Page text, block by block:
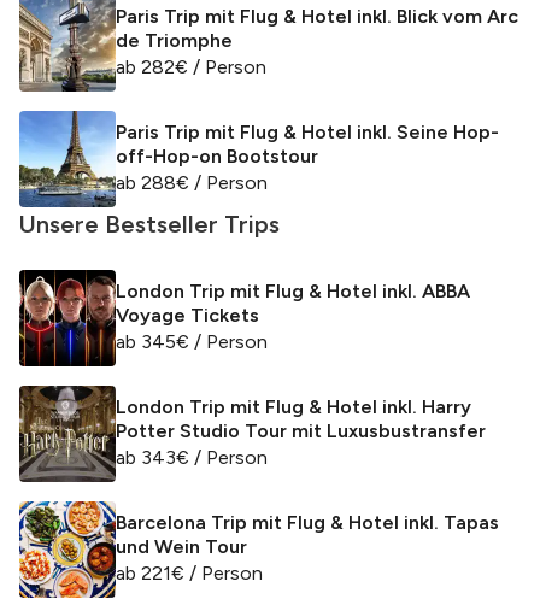
Paris Trip mit Flug & Hotel inkl. Blick vom Arc
de Triomphe
ab 282€ / Person
Paris Trip mit Flug & Hotel inkl. Seine Hop-
off-Hop-on Bootstour
ab 288€ / Person
Unsere Bestseller Trips
London Trip mit Flug & Hotel inkl. ABBA
Voyage Tickets
ab 345€ / Person
London Trip mit Flug & Hotel inkl. Harry
Potter Studio Tour mit Luxusbustransfer
ab 343€ / Person
Barcelona Trip mit Flug & Hotel inkl. Tapas
und Wein Tour
ab 221€ / Person